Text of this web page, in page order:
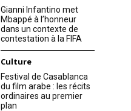
Gianni Infantino met
Mbappé à l’honneur
dans un contexte de
contestation à la FIFA
Culture
Festival de Casablanca
du film arabe : les récits
ordinaires au premier
plan